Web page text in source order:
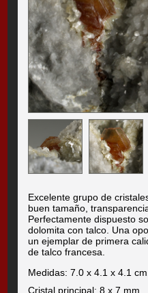
Excelente grupo de
buen tamaño,
Perfectamente dispuesto
dolomita con talco. Una
un ejemplar de primera
de talco francesa.
Medidas: 7.0 x 4.1 x 4.1
Cristal principal: 8 x 7 mm.